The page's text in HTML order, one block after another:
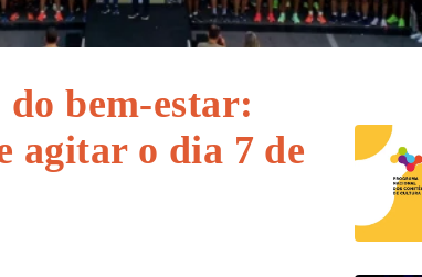
bem-estar:
agitar o dia 7 de